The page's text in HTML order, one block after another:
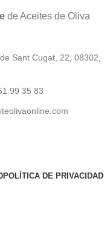
de Aceites de Oliva
Sant Cugat, 22, 08302,
99 35 83
POLÍTICA DE PRIVACIDAD